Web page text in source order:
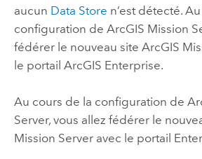
aucun Data Store n’est détecté.
configuration de ArcGIS Mission
fédérer le nouveau site ArcGIS
le portail ArcGIS Enterprise.
Au cours de la configuration de
Server, vous allez fédérer le
Mission Serveravec le portail